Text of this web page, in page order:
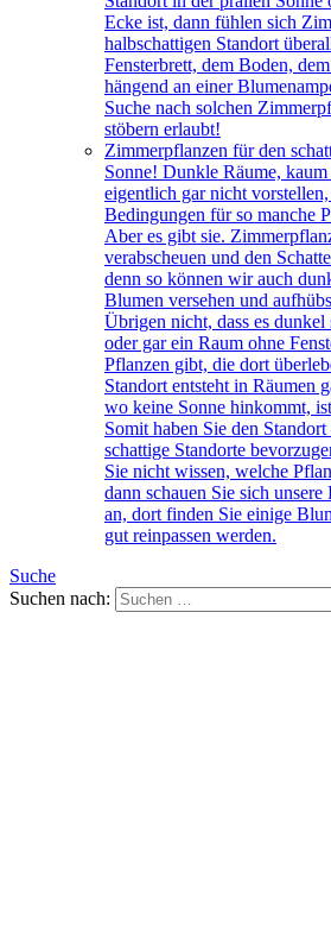
Ecke ist, dann fühlen sich
halbschattigen Standort
Fensterbrett, dem Boden,
hängend an einer
Suche nach solchen
stöbern erlaubt!
Zimmerpflanzen für den
Sonne! Dunkle Räume,
eigentlich gar nicht vorstellen,
Bedingungen für so manche
Aber es gibt sie.
verabscheuen und den
denn so können wir auch
Blumen versehen und
Übrigen nicht, dass es
oder gar ein Raum ohne
Pflanzen gibt, die dort
Standort entsteht in Räumen
wo keine Sonne hinkommt,
Somit haben Sie den
schattige Standorte
Sie nicht wissen, welche
dann schauen Sie sich
an, dort finden Sie einige
gut reinpassen werden.
Suche
Suchen nach: